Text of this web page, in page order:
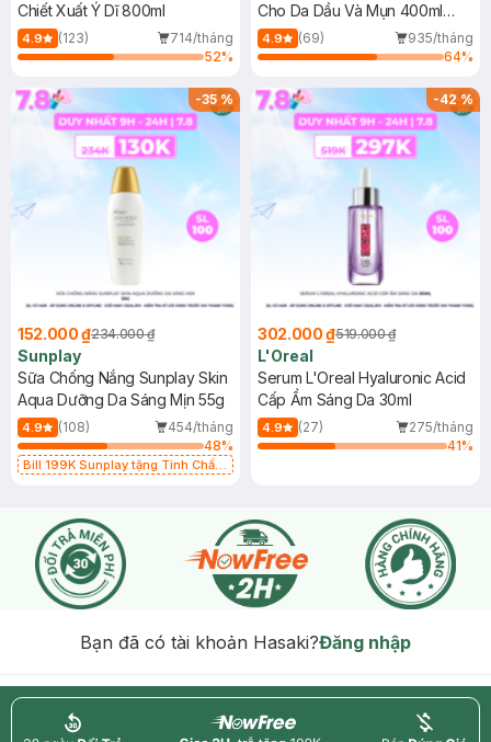
Chiết Xuất Ý Dĩ 800ml
4.9 (123)
714/tháng
52%
Cho Da Dầu Và Mụn 400ml
(Mới)
4.9 (69)
935/tháng
64%
-35%
152.000 ₫234.000 ₫
Sunplay
Sữa Chống Nắng Sunplay Skin
Aqua Dưỡng Da Sáng Mịn 55g
4.9 (108)
454/tháng
48%
Bill 199K Sunplay tặng Tinh Chất
-42%
302.000 ₫519.000 ₫
L'Oreal
Serum L'Oreal Hyaluronic Acid
Cấp Ẩm Sáng Da 30ml
4.9 (27)
275/tháng
41%
Bạn đã có tài khoản Hasaki?Đăng nhập